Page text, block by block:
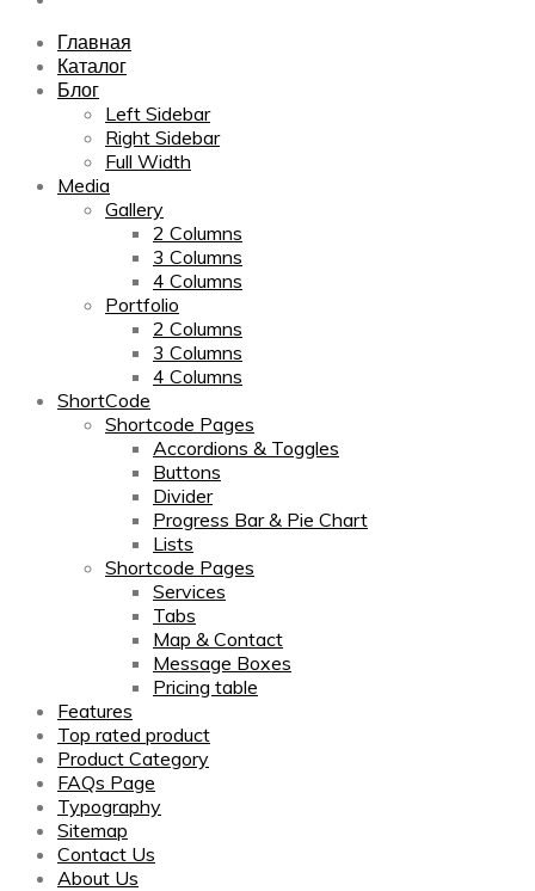
Главная
Каталог
Блог
Left Sidebar
Right Sidebar
Full Width
Media
Gallery
2 Columns
3 Columns
4 Columns
Portfolio
2 Columns
3 Columns
4 Columns
ShortCode
Shortcode Pages
Accordions & Toggles
Buttons
Divider
Progress Bar & Pie Chart
Lists
Shortcode Pages
Services
Tabs
Map & Contact
Message Boxes
Pricing table
Features
Top rated product
Product Category
FAQs Page
Typography
Sitemap
Contact Us
About Us